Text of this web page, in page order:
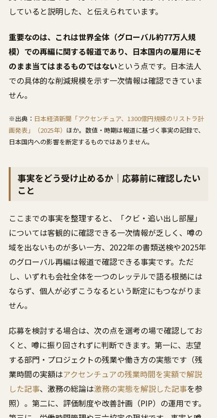
していると説明した、と伝えられています。
重要なのは、これは世界全体（グローバル約77万人規
模）での再編に関する報道であり、日本国内の雇用にそ
のまま当てはまるものではないという点です。日本法人
での具体的な削減規模を示す一次情報は確認できていま
せん。
※出典： 日本経済新聞「アクセンチュア、1300億円規模のリストラ計
画発表」（2025年） ほか。数値・時期は報道に基づく事実の記録で、
日本国内への影響を断定するものではありません。
事実をどう受け止めるか｜応募前に確認したい
こと
ここまでの事実を整理すると、「クビ・追い出し部屋」
については客観的に確認できる一次情報が乏しく、噂の
域を出ないものが多い一方、2022年の書類送検や2025年
のグローバル再編は報道で確認できる事実です。ただ
し、いずれも会社全体を一つのレッテルで語る根拠には
ならず、個人が必ずこうなるという断定にもつながりま
せん。
応募を検討する場合は、次の点を選考の場で確認してお
くと、噂に振り回されずに判断できます。第一に、志望
する部門・プロジェクトの残業や働き方の実態です（残
業時間の実額はアクセンチュアの残業時間を実額で解説
した記事、激務の総論は激務の実態を解説した記事を参
照）。第二に、評価制度や改善計画（PIP）の運用です。